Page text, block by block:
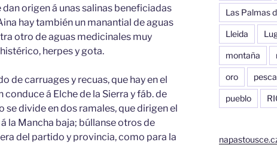
origen á unas salinas beneficiadas
hay también un manantial de aguas
otro de aguas medicinales muy
herpes y gota.
de carruages y recuas, que hay en el
á Elche de la Sierra y fáb. de
se divide en dos ramales, que dirigen el
la Mancha baja; búllanse otros de
del partido y provincia, como para la
Las Palmas
Lleida
montaña
oro pesca
pueblo